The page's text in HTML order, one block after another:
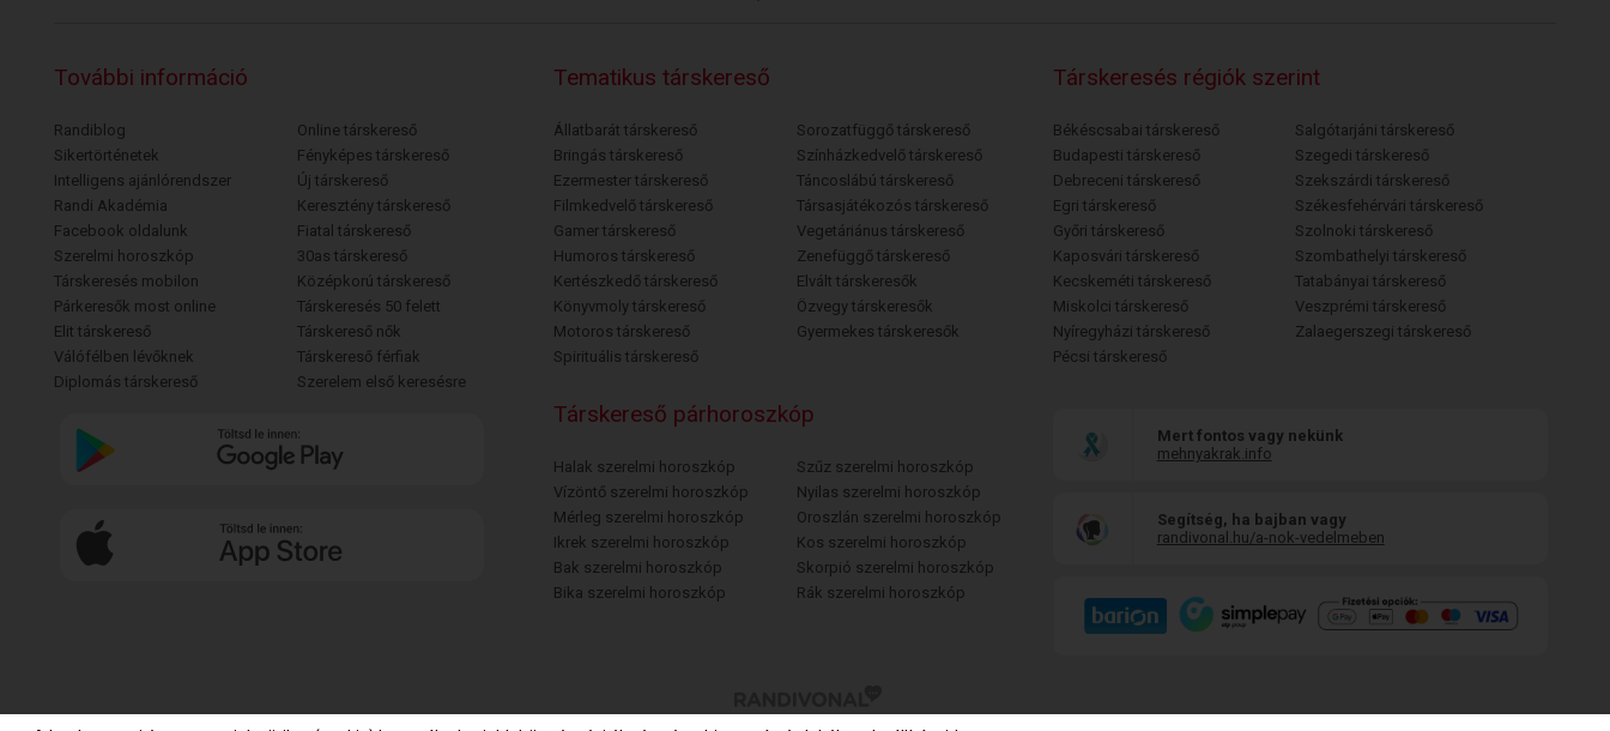
További információ
Randiblog
Sikertörténetek
Intelligens ajánlórendszer
Randi Akadémia
Facebook oldalunk
Szerelmi horoszkóp
Társkeresés mobilon
Párkeresők most online
Elit társkereső
Válófélben lévőknek
Diplomás társkereső
Online társkereső
Fényképes társkereső
Új társkereső
Keresztény társkereső
Fiatal társkereső
30as társkereső
Középkorú társkereső
Társkeresés 50 felett
Társkereső nők
Társkereső férfiak
Szerelem első keresésre
Tematikus társkereső
Állatbarát társkereső
Bringás társkereső
Ezermester társkereső
Filmkedvelő társkereső
Gamer társkereső
Humoros társkereső
Kertészkedő társkereső
Könyvmoly társkereső
Motoros társkereső
Spirituális társkereső
Sorozatfüggő társkereső
Színházkedvelő társkereső
Táncoslábú társkereső
Társasjátékozós társkereső
Vegetáriánus társkereső
Zenefüggő társkereső
Elvált társkeresők
Özvegy társkeresők
Gyermekes társkeresők
Társkeresés régiók szerint
Békéscsabai társkereső
Budapesti társkereső
Debreceni társkereső
Egri társkereső
Győri társkereső
Kaposvári társkereső
Kecskeméti társkereső
Miskolci társkereső
Nyíregyházi társkereső
Pécsi társkereső
Salgótarjáni társkereső
Szegedi társkereső
Szekszárdi társkereső
Székesfehérvári társkereső
Szolnoki társkereső
Szombathelyi társkereső
Tatabányai társkereső
Veszprémi társkereső
Zalaegerszegi társkereső
Társkereső párhoroszkóp
Halak szerelmi horoszkóp
Vízöntő szerelmi horoszkóp
Mérleg szerelmi horoszkóp
Ikrek szerelmi horoszkóp
Bak szerelmi horoszkóp
Bika szerelmi horoszkóp
Szűz szerelmi horoszkóp
Nyilas szerelmi horoszkóp
Oroszlán szerelmi horoszkóp
Kos szerelmi horoszkóp
Skorpió szerelmi horoszkóp
Rák szerelmi horoszkóp
Mert fontos vagy nekünk
mehnyakrak.info
Segítség, ha bajban vagy
randivonal.hu/a-nok-vedelmeben